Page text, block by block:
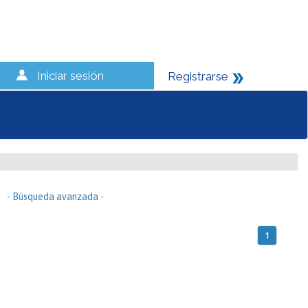
Iniciar sesión Registrarse
- Búsqueda avanzada -
1